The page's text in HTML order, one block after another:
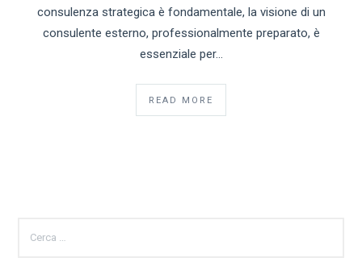
consulenza strategica è fondamentale, la visione di un
consulente esterno, professionalmente preparato, è
essenziale per…
READ MORE
PER: